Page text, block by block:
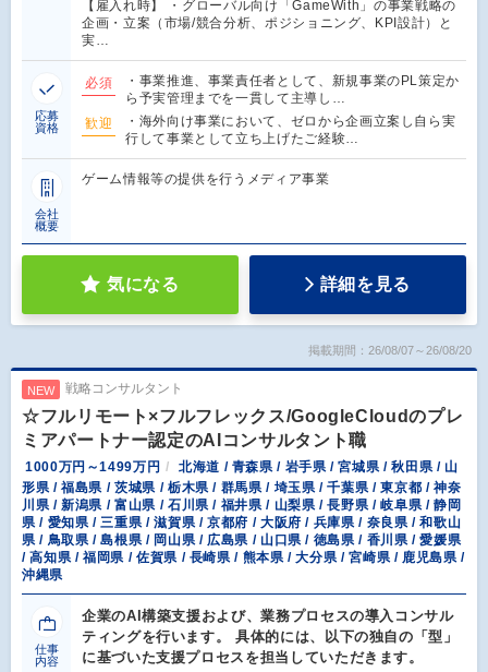
【雇入れ時】 ・グローバル向け「GameWith」の事業戦略の
企画・立案（市場/競合分析、ポジショニング、KPI設計）と
実…
応募
資格
必須
・事業推進、事業責任者として、新規事業のPL策定か
ら予実管理までを一貫して主導し…
歓迎
・海外向け事業において、ゼロから企画立案し自ら実
行して事業として立ち上げたご経験…
会社
概要
ゲーム情報等の提供を行うメディア事業
気になる 詳細を見る
掲載期間：26/08/07～26/08/20
NEW 戦略コンサルタント
☆フルリモート×フルフレックス/GoogleCloudのプレ
ミアパートナー認定のAIコンサルタント職
1000万円～1499万円
北海道 / 青森県 / 岩手県 / 宮城県 / 秋田県 / 山
形県 / 福島県 / 茨城県 / 栃木県 / 群馬県 / 埼玉県 / 千葉県 / 東京都 / 神奈
川県 / 新潟県 / 富山県 / 石川県 / 福井県 / 山梨県 / 長野県 / 岐阜県 / 静岡
県 / 愛知県 / 三重県 / 滋賀県 / 京都府 / 大阪府 / 兵庫県 / 奈良県 / 和歌山
県 / 鳥取県 / 島根県 / 岡山県 / 広島県 / 山口県 / 徳島県 / 香川県 / 愛媛県
/ 高知県 / 福岡県 / 佐賀県 / 長崎県 / 熊本県 / 大分県 / 宮崎県 / 鹿児島県 /
沖縄県
仕事
内容
企業のAI構築支援および、業務プロセスの導入コンサル
ティングを行います。 具体的には、以下の独自の「型」
に基づいた支援プロセスを担当していただきます。